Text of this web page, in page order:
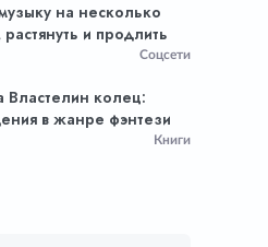
на несколько
и продлить
Соцсети
Властелин колец:
в жанре фэнтези
Книги